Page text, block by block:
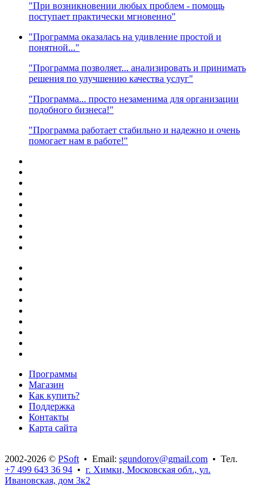
"При возникновении любых проблем - помощь
поступает практически мгновенно"
"Программа оказалась на удивление простой и
понятной..."
"Программа позволяет... анализировать и принимать
решения по улучшению качества услуг"
"Программа... просто незаменима для организации
подобного бизнеса!"
"Программа работает стабильно и надежно и очень
помогает нам в работе!"
Программы
Магазин
Как купить?
Поддержка
Контакты
Карта сайта
2002-2026 © PSoft • Email: sgundorov@gmail.com • Тел.
+7 499 643 36 94 • г. Химки, Московская обл., ул.
Ивановская, дом 3к2